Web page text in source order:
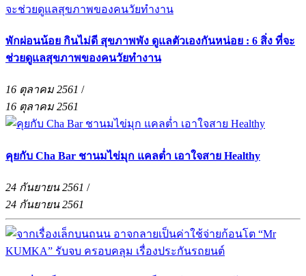
พักผ่อนน้อย กินไม่ดี สุขภาพพัง ดูแลตัวเองกันหน่อย : 6 สิ่ง ที่จะ
ช่วยดูแลสุขภาพของคนวัยทำงาน
16 ตุลาคม 2561 /
16 ตุลาคม 2561
คุยกับ Cha Bar ชานมไข่มุก แคลต่ำ เอาใจสาย Healthy
24 กันยายน 2561 /
24 กันยายน 2561